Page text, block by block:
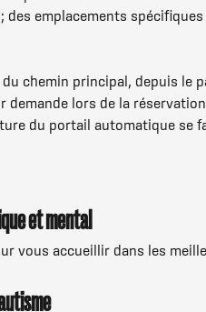
des emplacements
chemin principal, depuis le
demande lors de la
du portail automatique se
et mental
vous accueillir dans les